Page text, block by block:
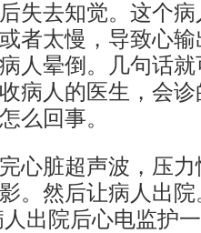
失去知觉。这个
者太慢，导致心
人晕倒。几句话
病人的医生，会
么回事。
心脏超声波，压
。然后让病人出
出院后心电监护